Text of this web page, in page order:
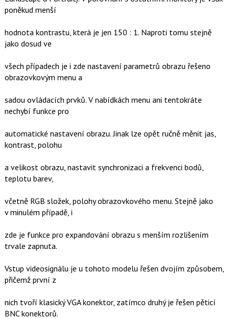
poněkud menší
hodnota kontrastu, která je jen 150 : 1. Naproti tomu stejně
jako dosud ve
všech případech je i zde nastavení parametrů obrazu řešeno
obrazovkovým menu a
sadou ovládacích prvků. V nabídkách menu ani tentokráte
nechybí funkce pro
automatické nastavení obrazu. Jinak lze opět ručně měnit jas,
kontrast, polohu
a velikost obrazu, nastavit synchronizaci a frekvenci bodů,
teplotu barev,
včetně RGB složek, polohy obrazovkového menu. Stejně jako
v minulém případě, i
zde je funkce pro expandování obrazu s menším rozlišením
trvale zapnuta.
Vstup videosignálu je u tohoto modelu řešen dvojím způsobem,
přičemž první z
nich tvoří klasický VGA konektor, zatímco druhý je řešen pěticí
BNC konektorů.